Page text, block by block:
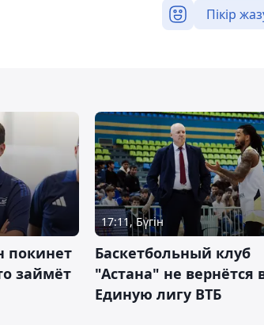
Пікір
покинет
займёт
17:11, Бүгін
Баскетбольный клуб
"Астана" не вернётся
Единую лигу ВТБ